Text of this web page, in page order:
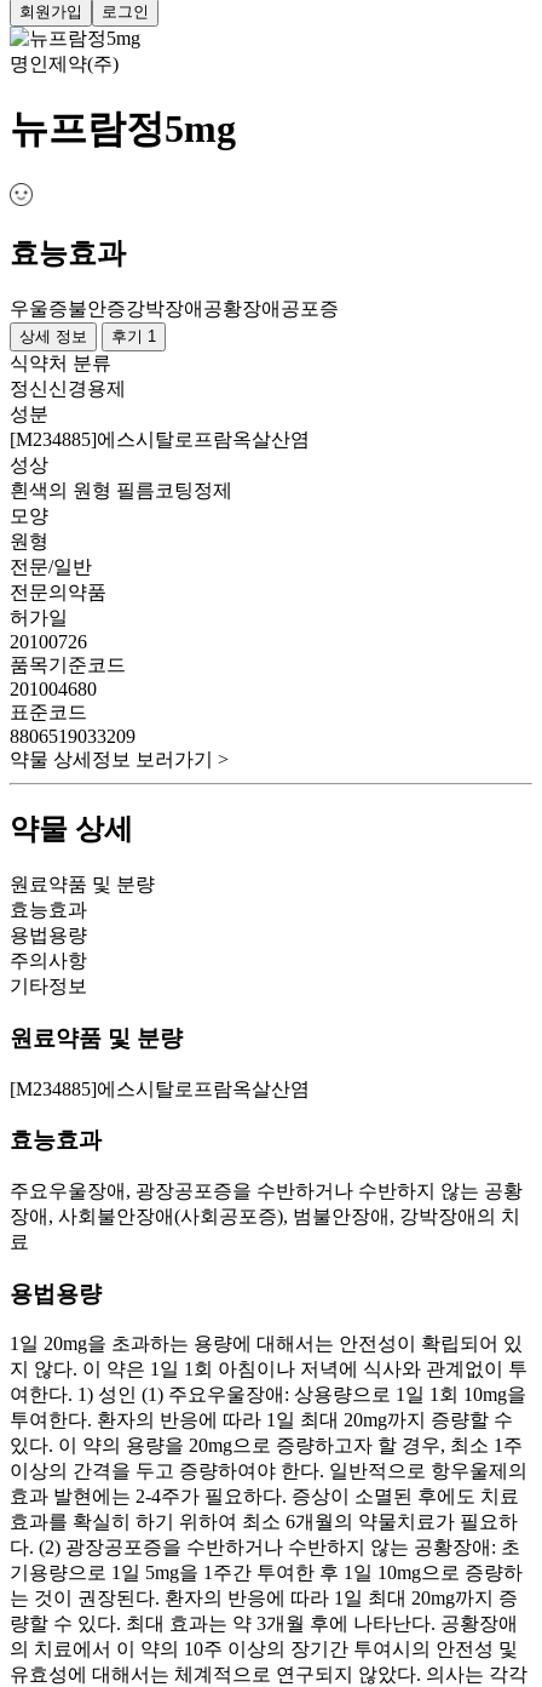
회원가입 로그인
명인제약(주)
뉴프람정5mg
효능효과
우울증불안증강박장애 공황장애 공포증
상세 정보 후기 1
식약처 분류
정신신경용제
성분
[M234885]에스시탈로프람옥살산염
성상
흰색의 원형 필름코팅정제
모양
원형
전문/일반
전문의약품
허가일
20100726
품목기준코드
201004680
표준코드
8806519033209
약물 상세정보 보러가기 >
약물 상세
원료약품 및 분량
효능효과
용법용량
주의사항
기타정보
원료약품 및 분량
[M234885]에스시탈로프람옥살산염
효능효과
주요우울장애, 광장공포증을 수반하거나 수반하지 않는 공황
장애, 사회불안장애(사회공포증), 범불안장애, 강박장애의 치
료
용법용량
1일 20mg을 초과하는 용량에 대해서는 안전성이 확립되어 있
지 않다. 이 약은 1일 1회 아침이나 저녁에 식사와 관계없이 투
여한다. 1) 성인 (1) 주요우울장애: 상용량으로 1일 1회 10mg을
투여한다. 환자의 반응에 따라 1일 최대 20mg까지 증량할 수
있다. 이 약의 용량을 20mg으로 증량하고자 할 경우, 최소 1주
이상의 간격을 두고 증량하여야 한다. 일반적으로 항우울제의
효과 발현에는 2-4주가 필요하다. 증상이 소멸된 후에도 치료
효과를 확실히 하기 위하여 최소 6개월의 약물치료가 필요하
다. (2) 광장공포증을 수반하거나 수반하지 않는 공황장애: 초
기용량으로 1일 5mg을 1주간 투여한 후 1일 10mg으로 증량하
는 것이 권장된다. 환자의 반응에 따라 1일 최대 20mg까지 증
량할 수 있다. 최대 효과는 약 3개월 후에 나타난다. 공황장애
의 치료에서 이 약의 10주 이상의 장기간 투여시의 안전성 및
유효성에 대해서는 체계적으로 연구되지 않았다. 의사는 각각